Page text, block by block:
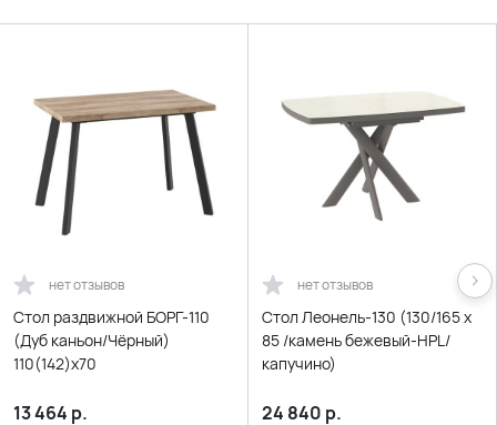
нет отзывов
Стол раздвижной БОРГ-110
(Дуб каньон/Чёрный)
110(142)х70
13 464 р.
нет отзывов
Стол Леонель-130 (130/165 х
85 /камень бежевый-HPL/
капучино)
24 840 р.